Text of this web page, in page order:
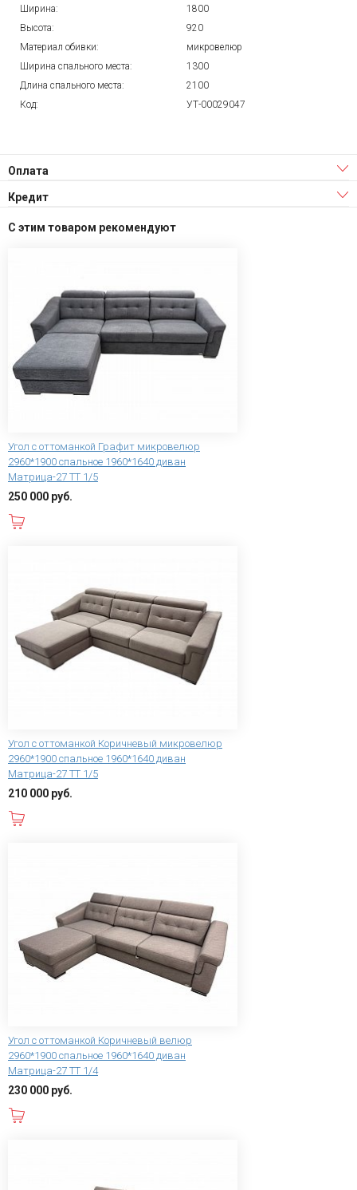
Ширина:
1800
Высота:
920
Материал обивки:
микровелюр
Ширина спального места:
1300
Длина спального места:
2100
Код:
УТ-00029047
Оплата
Кредит
С этим товаром рекомендуют
Угол с оттоманкой Графит микровелюр
2960*1900 спальное 1960*1640 диван
Матрица-27 ТТ 1/5
250 000 руб.
Угол с оттоманкой Коричневый микровелюр
2960*1900 спальное 1960*1640 диван
Матрица-27 ТТ 1/5
210 000 руб.
Угол с оттоманкой Коричневый велюр
2960*1900 спальное 1960*1640 диван
Матрица-27 ТТ 1/4
230 000 руб.